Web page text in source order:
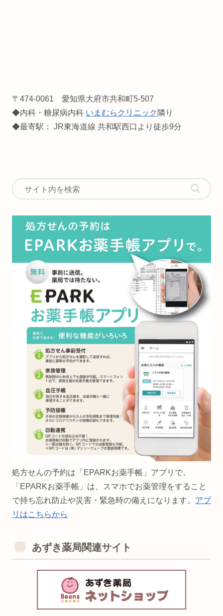
〒474-0061 愛知県大府市共和町5-507
◆内科・糖尿病内科 いまむらクリニック 隣り
◆最寄駅： JR東海道線 共和駅西口より徒歩9分
処方せんの予約は「EPARKお薬手帳」アプリで。
「EPARKお薬手帳」は、スマホでお薬管理をすること
で持ち忘れ防止や災害・緊急時の備えになります。 アプ
リはこちらから
あずき薬局関連サイト